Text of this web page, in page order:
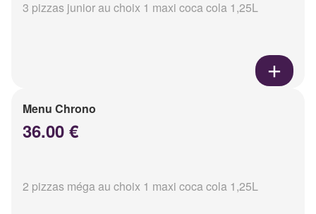
3 pizzas junior au choix 1 maxi coca cola 1,25L
Menu Chrono
36.00 €
2 pizzas méga au choix 1 maxi coca cola 1,25L